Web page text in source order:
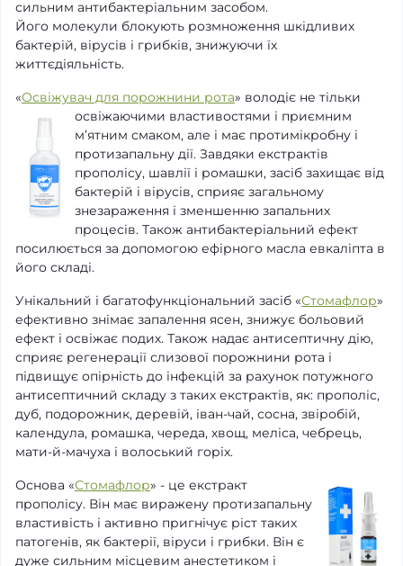
сильним антибактеріальним засобом.
Його молекули блокують розмноження шкідливих
бактерій, вірусів і грибків, знижуючи їх
життєдіяльність.
«Освіжувач для порожнини рота» володіє не тільки
освіжаючими властивостями і приємним
м’ятним смаком, але і має протимікробну і
протизапальну дії. Завдяки екстрактів
прополісу, шавлії і ромашки, засіб захищає від
бактерій і вірусів, сприяє загальному
знезараження і зменшенню запальних
процесів. Також антибактеріальний ефект
посилюється за допомогою ефірного масла евкаліпта в
його складі.
Унікальний і багатофункціональний засіб «Стомафлор»
ефективно знімає запалення ясен, знижує больовий
ефект і освіжає подих. Також надає антисептичну дію,
сприяє регенерації слизової порожнини рота і
підвищує опірність до інфекцій за рахунок потужного
антисептичний складу з таких екстрактів, як: прополіс,
дуб, подорожник, деревій, іван-чай, сосна, звіробій,
календула, ромашка, череда, хвощ, меліса, чебрець,
мати-й-мачуха і волоський горіх.
Основа «Стомафлор» - це екстракт
прополісу. Він має виражену протизапальну
властивість і активно пригнічує ріст таких
патогенів, як бактерії, віруси і грибки. Він є
дуже сильним місцевим анестетиком і